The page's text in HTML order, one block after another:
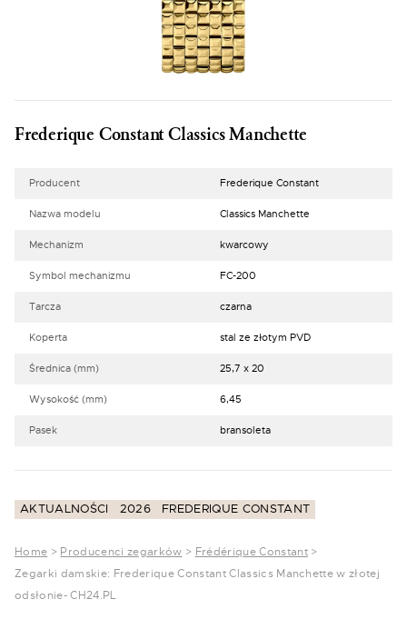
Frederique Constant Classics Manchette
Producent Frederique Constant
Nazwa modelu Classics Manchette
Mechanizm kwarcowy
Symbol mechanizmu FC-200
Tarcza czarna
Koperta stal ze złotym PVD
Średnica (mm) 25,7 x 20
Wysokość (mm) 6,45
Pasek bransoleta
AKTUALNOŚCI 2026 FREDERIQUE CONSTANT
Home > Producenci zegarków > Frédérique Constant>
Zegarki damskie: Frederique Constant Classics Manchette w złotej
odsłonie- CH24.PL